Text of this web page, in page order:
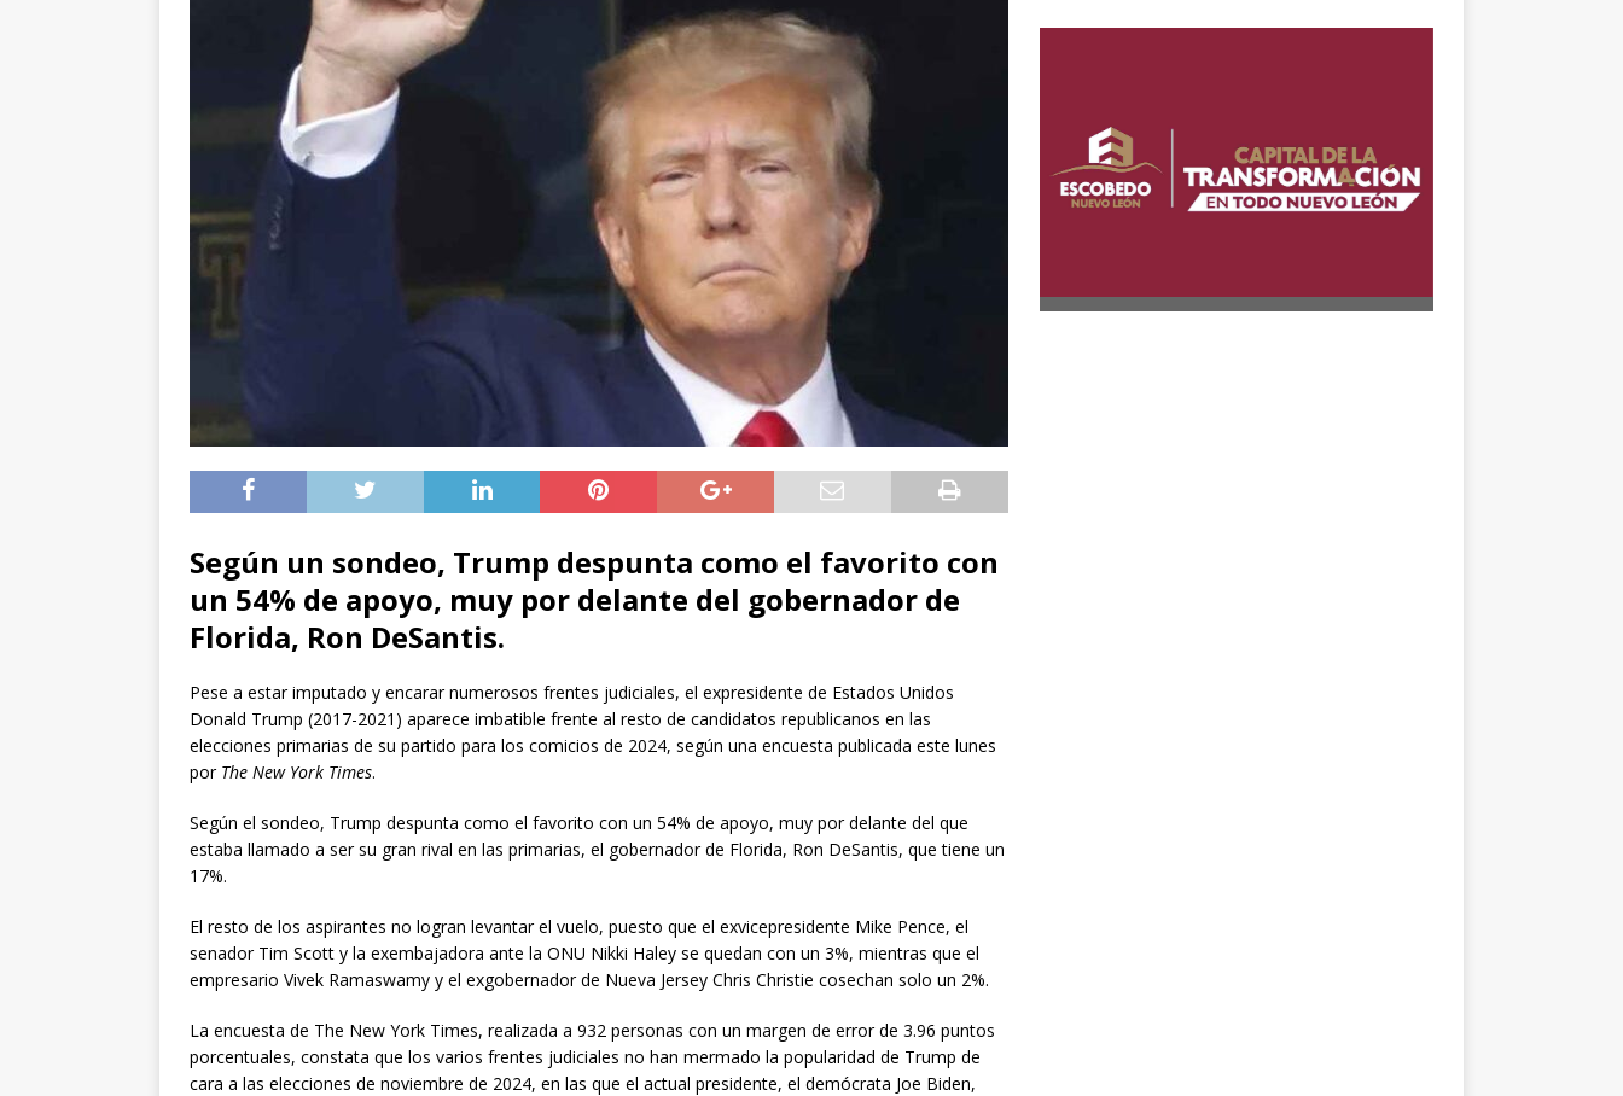
Según un sondeo, Trump despunta como el favorito con
un 54% de apoyo, muy por delante del gobernador de
Florida, Ron DeSantis.
Pese a estar imputado y encarar numerosos frentes judiciales, el expresidente de Estados Unidos
Donald Trump (2017-2021) aparece imbatible frente al resto de candidatos republicanos en las
elecciones primarias de su partido para los comicios de 2024, según una encuesta publicada este lunes
por The New York Times.
Según el sondeo, Trump despunta como el favorito con un 54% de apoyo, muy por delante del que
estaba llamado a ser su gran rival en las primarias, el gobernador de Florida, Ron DeSantis, que tiene un
17%.
El resto de los aspirantes no logran levantar el vuelo, puesto que el exvicepresidente Mike Pence, el
senador Tim Scott y la exembajadora ante la ONU Nikki Haley se quedan con un 3%, mientras que el
empresario Vivek Ramaswamy y el exgobernador de Nueva Jersey Chris Christie cosechan solo un 2%.
La encuesta de The New York Times, realizada a 932 personas con un margen de error de 3.96 puntos
porcentuales, constata que los varios frentes judiciales no han mermado la popularidad de Trump de
cara a las elecciones de noviembre de 2024, en las que el actual presidente, el demócrata Joe Biden,